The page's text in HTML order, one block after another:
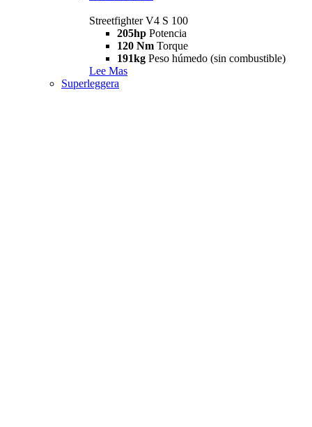
Streetfighter V4 S 100
205hp Potencia
120 Nm Torque
191kg Peso húmedo (sin combustible)
Lee Mas
Superleggera